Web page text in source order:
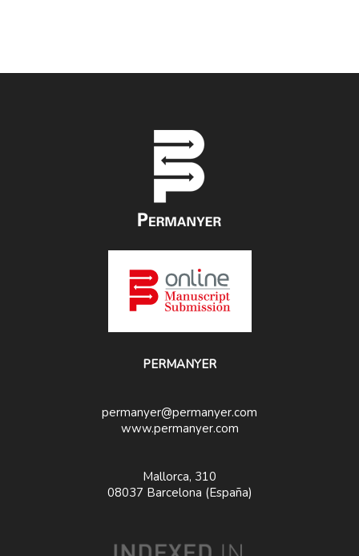
PERMANYER
permanyer@permanyer.com
www.permanyer.com
Mallorca, 310
08037 Barcelona (España)